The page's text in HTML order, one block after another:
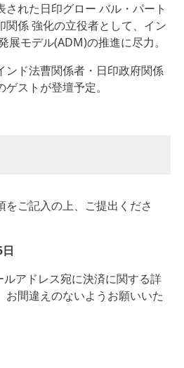
された日印グロー バル・パート
関係 強化の立役者として、イン
展モデル(ADM)の推進に尽力。
ンド法曹関係者・日印政府関係
ストが登壇予定。
をご記入の上、ご提出くださ
アドレス宛に決済に関する詳
お間違えのないようお願いいた